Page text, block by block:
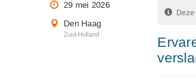
29 mei 2026
Den Haag
Zuid-Holland
Deze